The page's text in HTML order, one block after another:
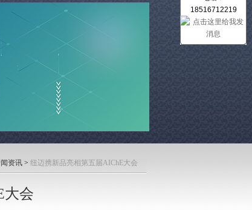
资讯 > 纽迈携新品亮相第五届AIChE大会
大会
18516712219